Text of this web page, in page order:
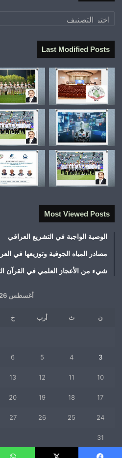
تصنيفات
Last Modified Posts
Most Viewed Posts
الوصية الواجبة في التشريع العراقي
مصادر المياه الجوفية وتوزيعها في
شيء من الأعجاز العلمي في القرآن
أغسطس 2026
ن ث أرب خ
3
4
5
6
10
11
12
13
17
18
19
20
24
25
26
27
31